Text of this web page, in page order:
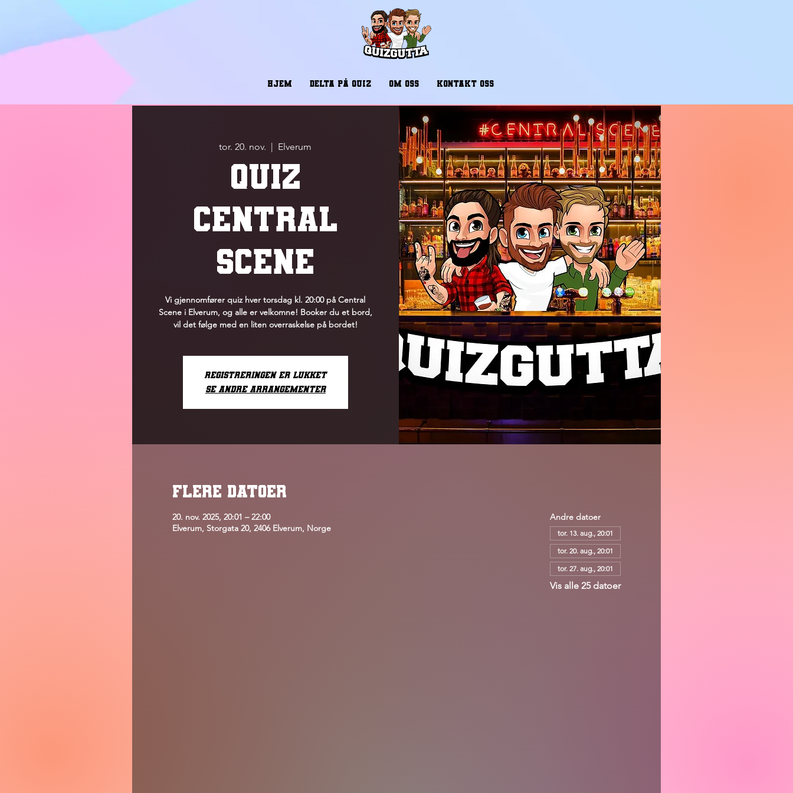
HJEM DELTA PÅ QUIZ OM OSS KONTAKT OSS
tor. 20. nov.
  |
Elverum
QUIZ
CENTRAL
SCENE
Vi gjennomfører quiz hver torsdag kl. 20:00 på Central
Scene i Elverum, og alle er velkomne! Booker du et bord,
vil det følge med en liten overraskelse på bordet!
Registreringen er lukket
Se andre arrangementer
FLERE DATOER
20. nov. 2025, 20:01 – 22:00
Elverum, Storgata 20, 2406 Elverum, Norge
Andre datoer
tor. 13. aug., 20:01
tor. 20. aug., 20:01
tor. 27. aug., 20:01
Vis alle 25 datoer